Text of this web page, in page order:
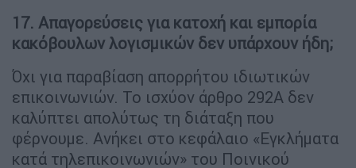
17. Απαγορεύσεις για κατοχή και εμπορία
κακόβουλων λογισμικών δεν υπάρχουν ήδη;
Όχι για παραβίαση απορρήτου ιδιωτικών
επικοινωνιών. Το ισχύον άρθρο 292Α δεν
καλύπτει απολύτως τη διάταξη που
φέρνουμε. Ανήκει στο κεφάλαιο «Εγκλήματα
κατά τηλεπικοινωνιών» του Ποινικού